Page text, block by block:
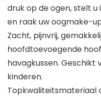
druk op de ogen, stelt
en raak uw oogmake-
Zacht, pijnvrij,
hoofdtoevoegende
havagkussen.
kinderen.
Topkwaliteitsmateriaal